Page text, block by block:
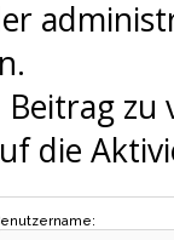
Beitrag
die